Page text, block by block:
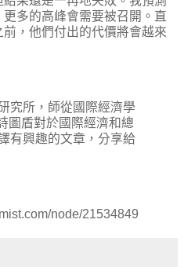
多的高峰會需要被召開。直
，他們付出的代價將會越來
究所，師從國際經濟學
圖盾對於國際經濟和總
有興趣的文章，分享給
node/21534849